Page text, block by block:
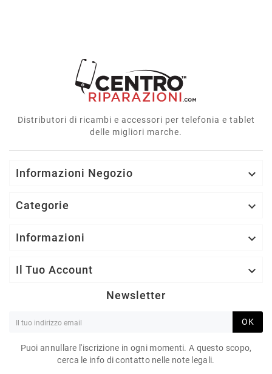
Distributori di ricambi e accessori per telefonia e tablet
delle migliori marche.
Informazioni Negozio 
Categorie 
Informazioni 
Il Tuo Account 
Newsletter
OK
Puoi annullare l'iscrizione in ogni momenti. A questo scopo,
cerca le info di contatto nelle note legali.